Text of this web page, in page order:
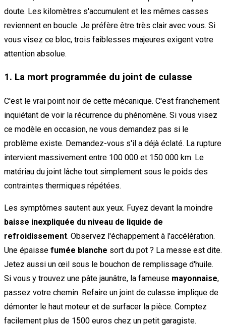
doute. Les kilomètres s'accumulent et les mêmes casses
reviennent en boucle. Je préfère être très clair avec vous. Si
vous visez ce bloc, trois faiblesses majeures exigent votre
attention absolue.
1. La mort programmée du joint de culasse
C'est le vrai point noir de cette mécanique. C'est franchement
inquiétant de voir la récurrence du phénomène. Si vous visez
ce modèle en occasion, ne vous demandez pas si le
problème existe. Demandez-vous s'il a déjà éclaté. La rupture
intervient massivement entre 100 000 et 150 000 km. Le
matériau du joint lâche tout simplement sous le poids des
contraintes thermiques répétées.
Les symptômes sautent aux yeux. Fuyez devant la moindre
baisse inexpliquée du niveau de liquide de
refroidissement. Observez l'échappement à l'accélération.
Une épaisse fumée blanche sort du pot ? La messe est dite.
Jetez aussi un œil sous le bouchon de remplissage d'huile.
Si vous y trouvez une pâte jaunâtre, la fameuse mayonnaise,
passez votre chemin. Refaire un joint de culasse implique de
démonter le haut moteur et de surfacer la pièce. Comptez
facilement plus de 1500 euros chez un petit garagiste.